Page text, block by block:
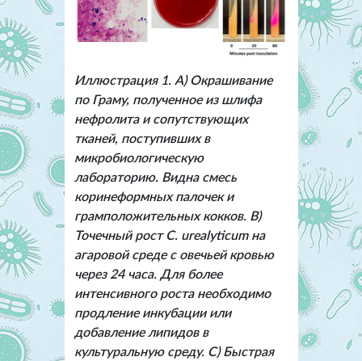
Иллюстрация 1. A) Окрашивание
по Граму, полученное из шлифа
нефролита и сопутствующих
тканей, поступивших в
микробиологическую
лабораторию. Видна смесь
коринеформных палочек и
грамположительных кокков. В)
Точечный рост C. urealyticum на
агаровой среде с овечьей кровью
через 24 часа. Для более
интенсивного роста необходимо
продление инкубации или
добавление липидов в
культуральную среду. С) Быстрая